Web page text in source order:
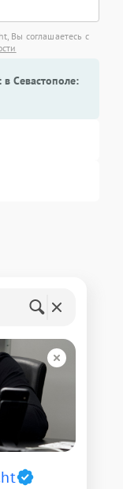
Вы соглашаетесь с
Севастополе: